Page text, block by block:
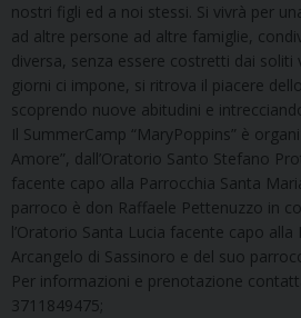
nostri figli ed a noi stessi. Si vivrà per
ad altre persone ad altre famiglie,
diversa, senza essere costretti dai soliti
giorni ci impone, si ritrova il piacere
scoprendo nuove abitudini e
Il SummerCamp “MaryPoppins” è
Amore”, dall’Oratorio Santo Stefano
facente capo alla Parrocchia Santa
parroco è don Raffaele Pettenuzzo in
l’Oratorio Santa Lucia facente capo alla
Arcangelo di Sassinoro e del suo
Per informazioni e prenotazione
3711849475;